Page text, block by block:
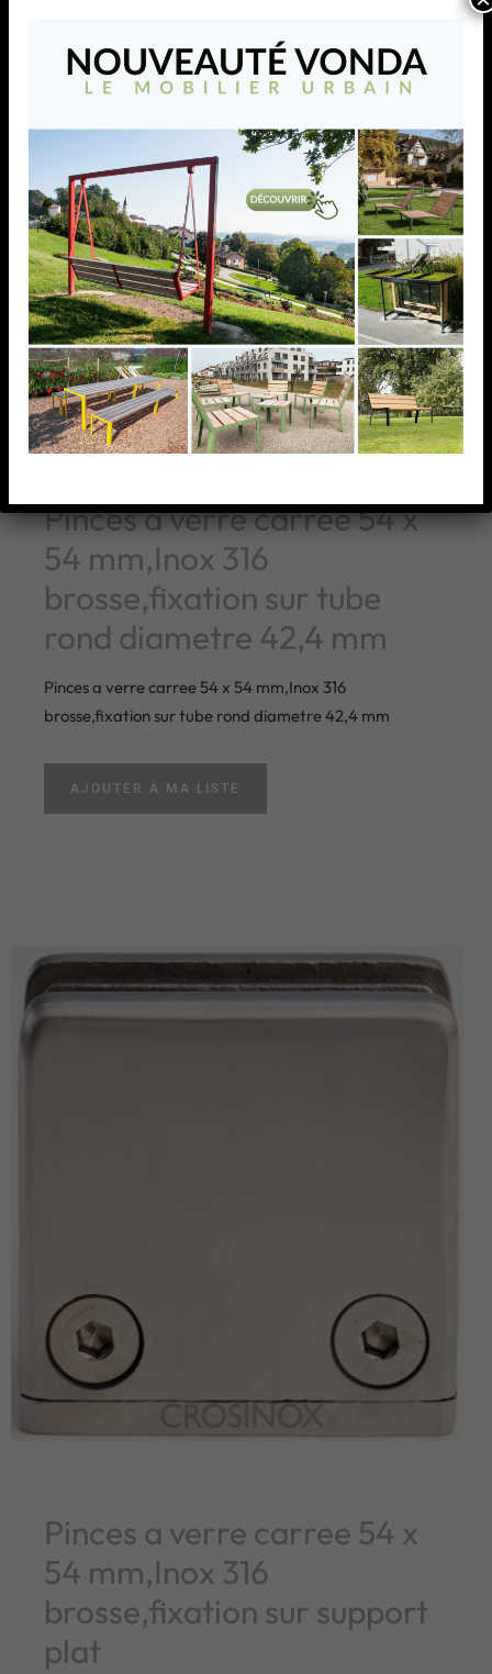
Pinces a verre carree 54 x
54 mm,Inox 316
brosse,fixation sur tube
rond diametre 42,4 mm
Pinces a verre carree 54 x 54 mm,Inox 316
brosse,fixation sur tube rond diametre 42,4 mm
AJOUTER À MA LISTE
Pinces a verre carree 54 x
54 mm,Inox 316
brosse,fixation sur support
plat